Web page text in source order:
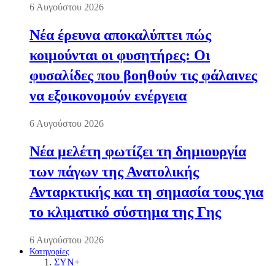
6 Αυγούστου 2026
Νέα έρευνα αποκαλύπτει πώς
κοιμούνται οι φυσητήρες: Οι
φυσαλίδες που βοηθούν τις φάλαινες
να εξοικονομούν ενέργεια
6 Αυγούστου 2026
Νέα μελέτη φωτίζει τη δημιουργία
των πάγων της Ανατολικής
Ανταρκτικής και τη σημασία τους για
το κλιματικό σύστημα της Γης
6 Αυγούστου 2026
Κατηγορίες
ΣΥΝ+